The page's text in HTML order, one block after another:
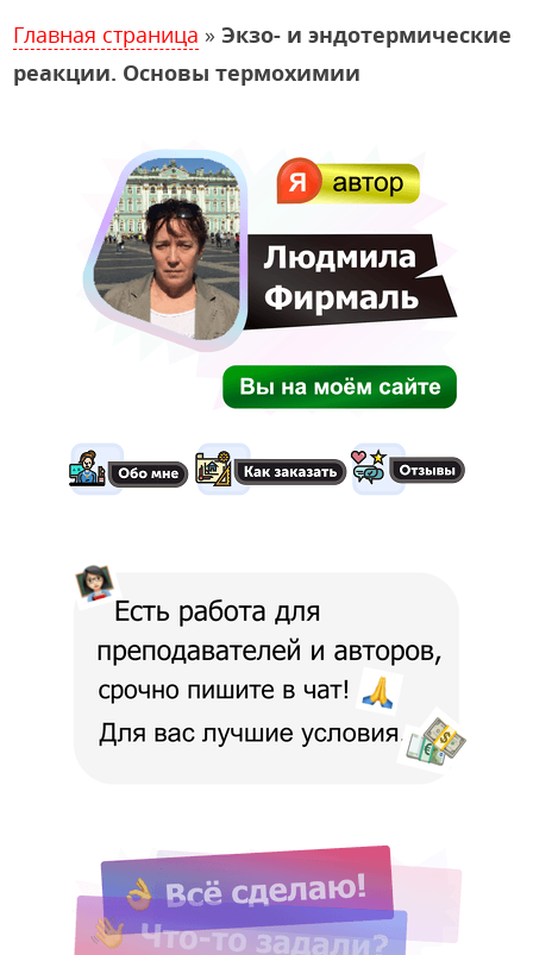
Главная страница »Экзо- и эндотермические
реакции. Основы термохимии